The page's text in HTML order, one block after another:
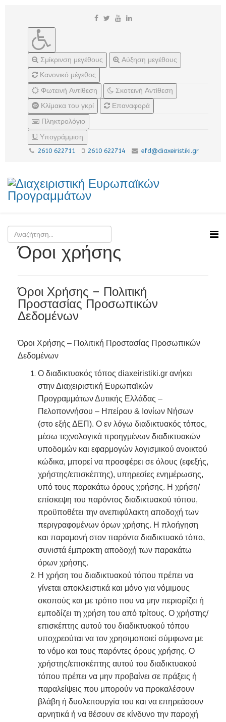
Σμίκρινση μεγέθους
Αύξηση μεγέθους
Κανονικό μέγεθος
Φωτεινή Αντίθεση
Σκοτεινή Αντίθεση
Κλίμακα του γκρί
Επαναφορά
Πληκτρολόγιο
Υπογράμμιση
2610 622711 2610 622714 efd@diaxeiristiki.gr
Όροι χρήσης
Όροι Χρήσης – Πολιτική
Προστασίας Προσωπικών
Δεδομένων
Όροι Χρήσης – Πολιτική Προστασίας Προσωπικών
Δεδομένων
Ο διαδικτυακός τόπος diaxeiristiki.gr ανήκει
στην Διαχειριστική Ευρωπαϊκών
Προγραμμάτων Δυτικής Ελλάδας –
Πελοποννήσου – Ηπείρου & Ιονίων Νήσων
(στο εξής ΔΕΠ). Ο εν λόγω διαδικτυακός τόπος,
μέσω τεχνολογικά προηγμένων διαδικτυακών
υποδομών και εφαρμογών λογισμικού ανοικτού
κώδικα, μπορεί να προσφέρει σε όλους (εφεξής,
χρήστης/επισκέπτης), υπηρεσίες ενημέρωσης,
υπό τους παρακάτω όρους χρήσης. Η χρήση/
επίσκεψη του παρόντος διαδικτυακού τόπου,
προϋποθέτει την ανεπιφύλακτη αποδοχή των
περιγραφομένων όρων χρήσης. Η πλοήγηση
και παραμονή στον παρόντα διαδικτυακό τόπο,
συνιστά έμπρακτη αποδοχή των παρακάτω
όρων χρήσης.
Η χρήση του διαδικτυακού τόπου πρέπει να
γίνεται αποκλειστικά και μόνο για νόμιμους
σκοπούς και με τρόπο που να μην περιορίζει ή
εμποδίζει τη χρήση του από τρίτους. Ο χρήστης/
επισκέπτης αυτού του διαδικτυακού τόπου
υποχρεούται να τον χρησιμοποιεί σύμφωνα με
το νόμο και τους παρόντες όρους χρήσης. Ο
χρήστης/επισκέπτης αυτού του διαδικτυακού
τόπου πρέπει να μην προβαίνει σε πράξεις ή
παραλείψεις που μπορούν να προκαλέσουν
βλάβη ή δυσλειτουργία του και να επηρεάσουν
αρνητικά ή να θέσουν σε κίνδυνο την παροχή